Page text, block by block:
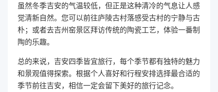
虽然冬季吉安的气温较低，但正是这种清冷的气息让人感
觉清新自然。您可以前往庐陵古村落感受古村的宁静与古
朴；或者去吉州窑景区拜访传统的陶瓷工艺，体验一番制
陶的乐趣。
总的来说，吉安四季皆宜旅行，每个季节都有独特的魅力
和景观值得探索。根据个人喜好和行程安排选择最合适的
季节前往吉安，相信一定会留下美好的旅行记念。